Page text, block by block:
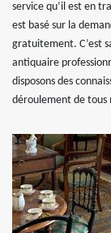
service qu’il est en
est basé sur la
gratuitement. C’est
antiquaire
disposons des
déroulement de tous